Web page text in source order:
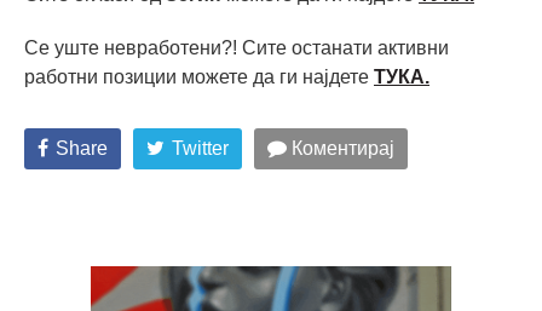
Се уште невработени?! Сите останати активни
работни позиции можете да ги најдете ТУКА.
Share Twitter Коментирај